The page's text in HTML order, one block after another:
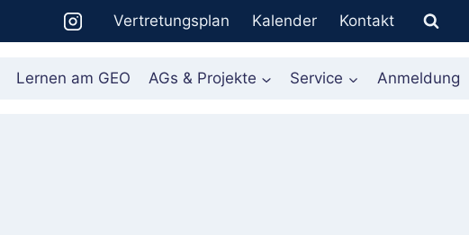
Vertretungsplan Kalender Kontakt
Lernen am GEO AGs & Projekte Service Anmeldung